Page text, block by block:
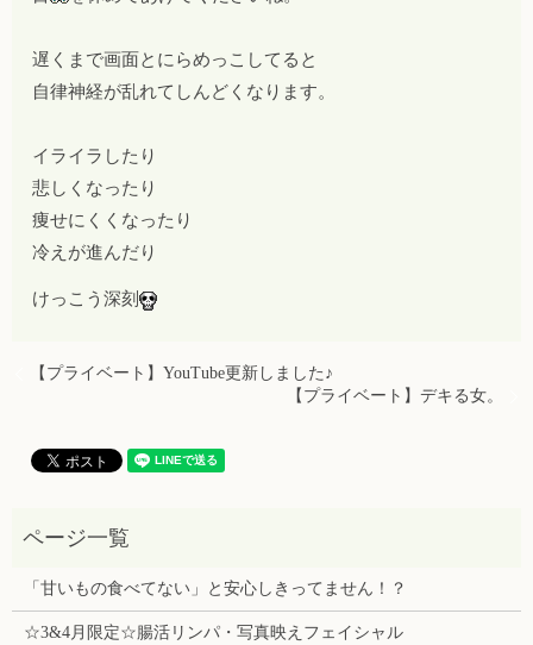
遅くまで画面とにらめっこしてると
自律神経が乱れてしんどくなります。
イライラしたり
悲しくなったり
痩せにくくなったり
冷えが進んだり
けっこう深刻
【プライベート】YouTube更新しました♪
【プライベート】デキる女。
「甘いもの食べてない」と安心しきってません！？
☆3&4月限定☆腸活リンパ・写真映えフェイシャル